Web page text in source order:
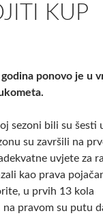
KUP
ponovo je u
sezoni bili su šesti
su završili na
uvjete za
kao prava
u prvih 13 kola
pravom su putu